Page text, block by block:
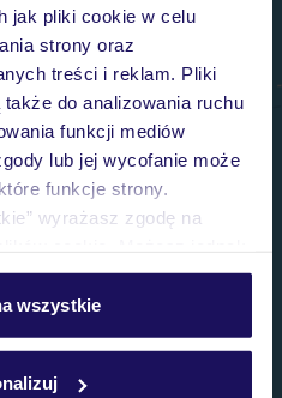
jak pliki cookie w celu
strony oraz
treści i reklam. Pliki
do analizowania ruchu
funkcji mediów
lub jej wycofanie może
funkcje strony.
wyrażasz zgodę na
w zakładkę
cookie znajdziesz
wszystkie